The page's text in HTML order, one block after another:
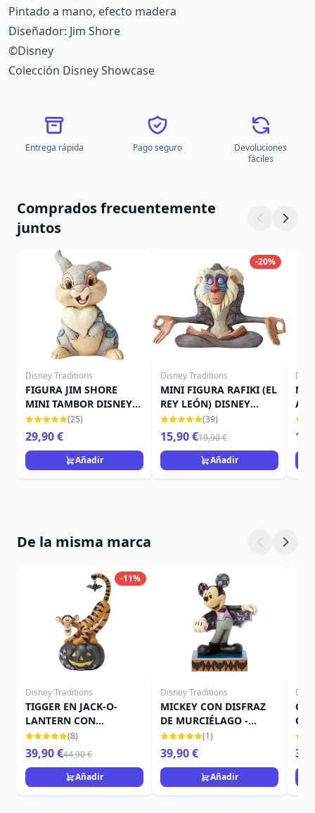
Pintado a mano, efecto madera
Diseñador: Jim Shore
©Disney
Colección Disney Showcase
Entrega rápida Pago seguro
Devoluciones
fáciles
Comprados frecuentemente
juntos
Disney Traditions
FIGURA JIM SHORE
MINI TAMBOR DISNEY
TRADITIONS
(25)
29,90 €
Añadir
-20%
Disney Traditions
MINI FIGURA RAFIKI (EL
REY LEÓN) DISNEY
TRADITIONS
(39)
15,90 €19,90 €
Añadir
De la misma marca
-11%
Disney Traditions
TIGGER EN JACK-O-
LANTERN CON
MURCIÉLAGO - DISNEY
TRADITIONS
(8)
39,90 €44,90 €
Añadir
Disney Traditions
MICKEY CON DISFRAZ
DE MURCIÉLAGO -
DISNEY TRADITIONS
(1)
39,90 €
Añadir